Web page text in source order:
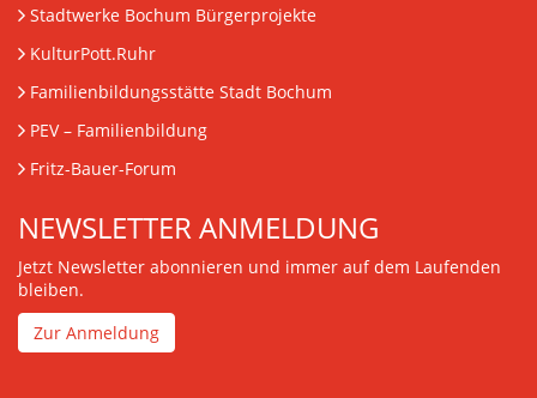
Stadtwerke Bochum Bürgerprojekte
KulturPott.Ruhr
Familienbildungsstätte Stadt Bochum
PEV– Familienbildung
Fritz-Bauer-Forum
NEWSLETTER ANMELDUNG
Jetzt Newsletter abonnieren und immer auf dem Laufenden
bleiben.
Zur Anmeldung